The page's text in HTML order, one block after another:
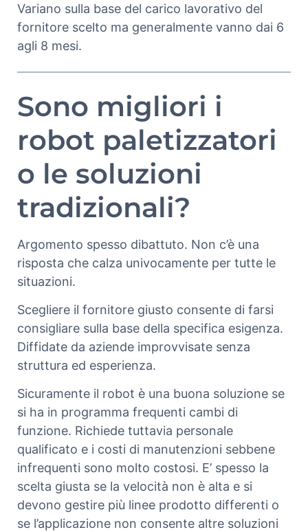
Variano sulla base del carico lavorativo del
fornitore scelto ma generalmente vanno dai 6
agli 8 mesi.
Sono migliori i
robot paletizzatori
o le soluzioni
tradizionali?
Argomento spesso dibattuto. Non c’è una
risposta che calza univocamente per tutte le
situazioni.
Scegliere il fornitore giusto consente di farsi
consigliare sulla base della specifica esigenza.
Diffidate da aziende improvvisate senza
struttura ed esperienza.
Sicuramente il robot è una buona soluzione se
si ha in programma frequenti cambi di
funzione. Richiede tuttavia personale
qualificato e i costi di manutenzioni sebbene
infrequenti sono molto costosi. E’ spesso la
scelta giusta se la velocità non è alta e si
devono gestire più linee prodotto differenti o
se l’applicazione non consente altre soluzioni